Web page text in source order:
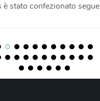
confezionato seguendo i